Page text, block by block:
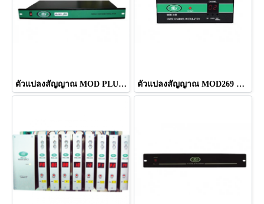
ตัวแปลงสัญญาณ MOD PLUS ยี่ห้อ LEOTECH (dBy) ตัวแปลงสัญญาณ MOD269 ยี่ห้อ LEOTECH (dBy)